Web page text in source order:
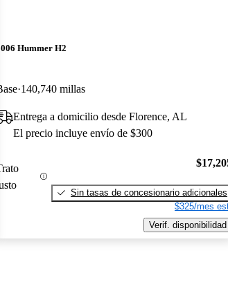
Hummer H2
140,740 millas
Entrega a domicilio desde Florence, AL
El precio incluye envío de $300
Sin tasas de concesionario adicionales
$325/mes
Verif. disponibilidad